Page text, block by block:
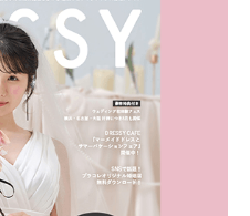
コレの特典は？」といった疑問も
は診断で候補を絞れる「ウェディ
か、体験型 […]
続きを読む